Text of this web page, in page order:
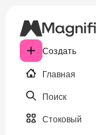
Создать
Главная
Поиск
Стоковый